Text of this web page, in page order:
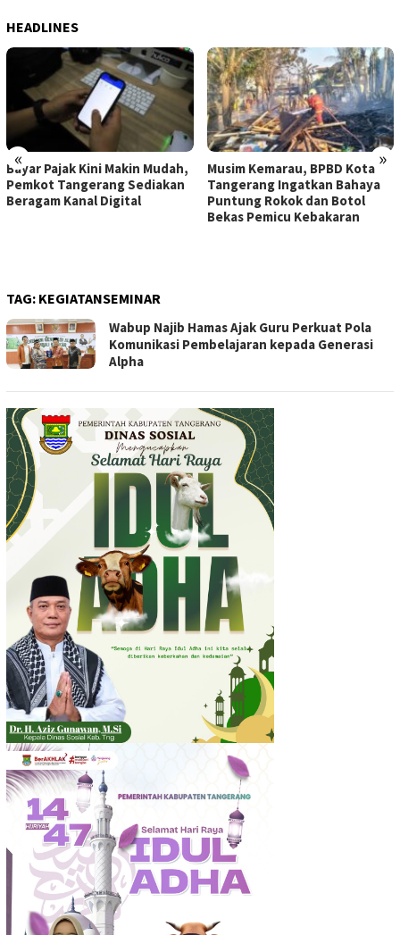
HEADLINES
« »
Bayar Pajak Kini Makin Mudah,
Pemkot Tangerang Sediakan
Beragam Kanal Digital
Musim Kemarau, BPBD Kota
Tangerang Ingatkan Bahaya
Puntung Rokok dan Botol
Bekas Pemicu Kebakaran
TAG: KEGIATANSEMINAR
Wabup Najib Hamas Ajak Guru Perkuat Pola
Komunikasi Pembelajaran kepada Generasi
Alpha